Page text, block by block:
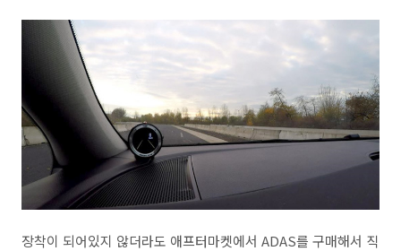
장착이 되어있지 않더라도 애프터마켓에서 ADAS를 구매해서 직